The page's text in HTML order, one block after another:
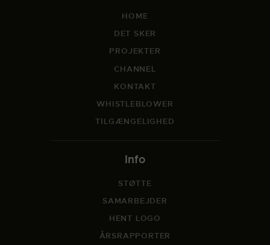
HOME
DET SKER
PROJEKTER
CHANNEL
KONTAKT
WHISTLEBLOWER
TILGÆNGELIGHED
Info
STØTTE
SAMARBEJDER
HENT LOGO
ÅRSRAPPORTER